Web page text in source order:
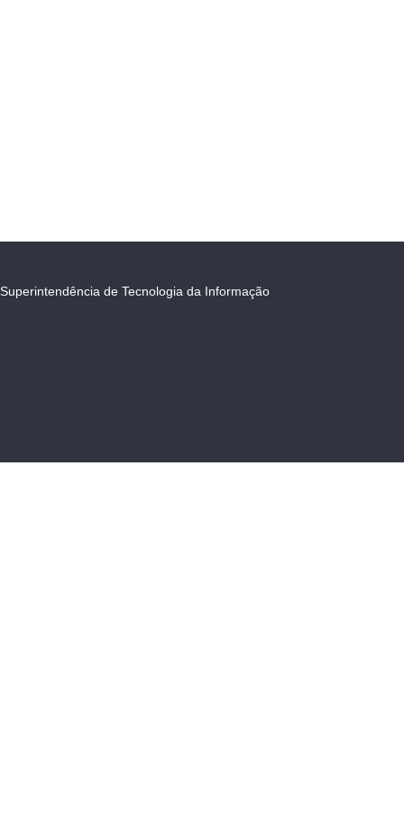
Superintendência de Tecnologia da Informação